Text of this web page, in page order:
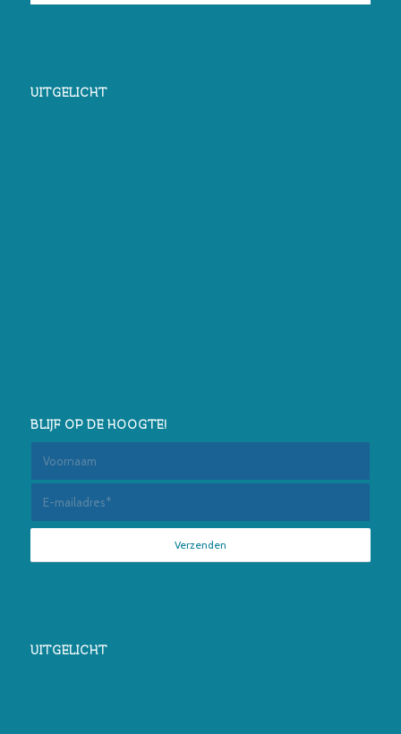
UITGELICHT
BLIJF OP DE HOOGTE!
UITGELICHT